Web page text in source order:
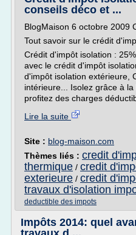
conseils déco et ...
BlogMaison 6 octobre 2009
Tout savoir sur le crédit
Crédit d'impôt isolation :
avec le crédit d'impôt
d'impôt isolation extérieure,
intérieure... Isolez grâce à
profitez des charges
Lire la suite
Site : blog-maison.com
Thèmes liés : credit
thermique / credit
exterieure / credit
travaux d'isolation
deductible des impots
Impôts 2014: quel